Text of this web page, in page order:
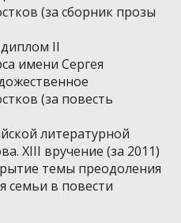
(за сборник прозы
II
имени Сергея
(за повесть
литературной
XIII вручение (за 2011)
темы преодоления
семьи в повести